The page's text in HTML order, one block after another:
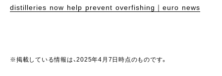
distilleries now help prevent overfishing｜euro news
※掲載している情報は、2025年4月7日時点のものです。